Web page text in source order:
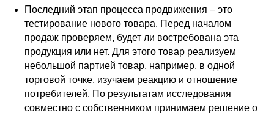
Последний этап процесса продвижения – это
тестирование нового товара. Перед началом
продаж проверяем, будет ли востребована эта
продукция или нет. Для этого товар реализуем
небольшой партией товар, например, в одной
торговой точке, изучаем реакцию и отношение
потребителей. По результатам исследования
совместно с собственником принимаем решение о